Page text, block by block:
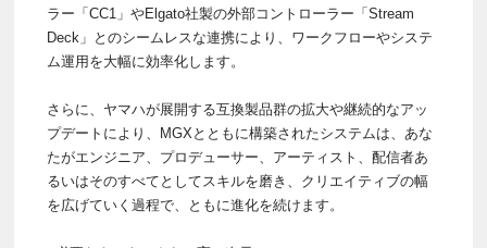
ラー「CC1」やElgato社製の外部コントローラー「Stream
Deck」とのシームレスな連携により、ワークフローやシステ
ム運用を大幅に効率化します。
さらに、ヤマハが展開する互換製品群の拡大や継続的なアッ
プデートにより、MGXとともに構築されたシステムは、あな
たがエンジニア、プロデューサー、アーティスト、配信者あ
るいはそのすべてとしてスキルを磨き、クリエイティブの幅
を広げていく過程で、ともに進化を続けます。